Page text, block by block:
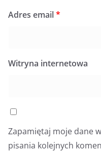
Adres email*
Witryna internetowa
Zapamiętaj moje dane
pisania kolejnych